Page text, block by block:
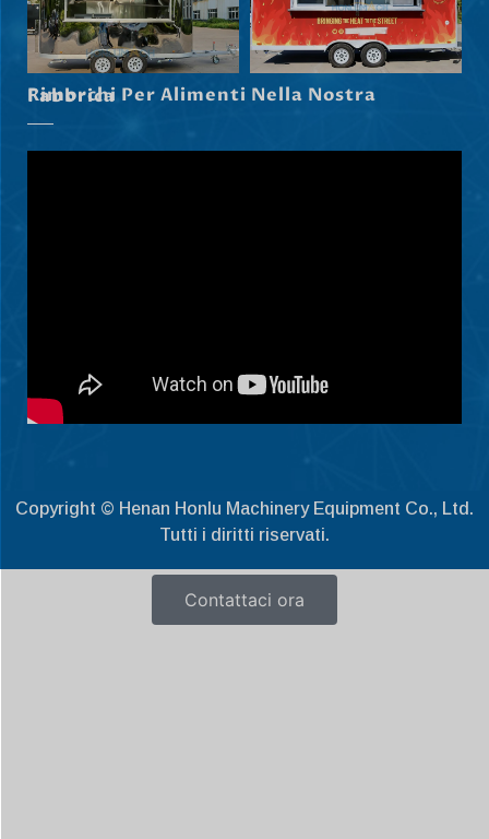
Rimorchi Per Alimenti Nella Nostra Fabbrica
Copyright © Henan Honlu Machinery Equipment Co., Ltd.
Tutti i diritti riservati.
Contattaci oraNederlands
Shqip
Македонски јазик
Slovenščina
Latviešu valoda
Nederlands (België)
हिन्दी
Norsk bokmål